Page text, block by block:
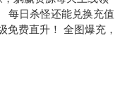
每日杀怪还能兑换充值
免费直升！ 全图爆充，